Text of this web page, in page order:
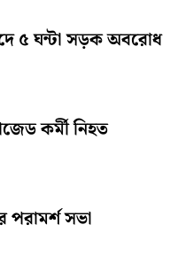
৫ ঘন্টা সড়ক অবরোধ
কর্মী নিহত
পরামর্শ সভা